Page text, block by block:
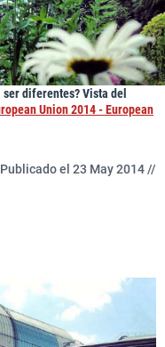
diferentes? Vista del
Union 2014 - European
Publicado el 23 May 2014 //